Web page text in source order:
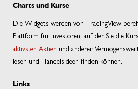
Charts und Kurse
Die Widgets werden von TradingView
Plattform für Investoren, auf der Sie die
aktivsten Aktien und anderer
lesen und Handelsideen finden können.
Links